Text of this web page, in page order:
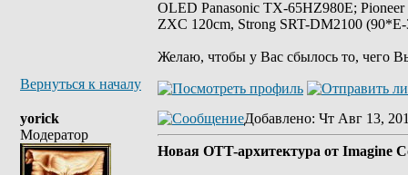
OLED Panasonic TX-65HZ980E;
ZXC 120cm, Strong SRT-DM2100
Желаю, чтобы у Вас сбылось то, чего
Вернуться к началу
yorick
Модератор
Добавлено: Чт Авг 13,
Новая OTT-архитектура от Imagine